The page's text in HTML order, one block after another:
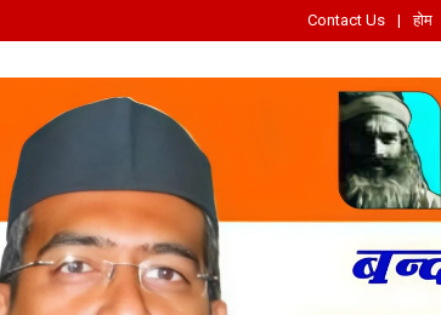
Contact Us होम